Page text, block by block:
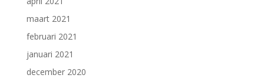
maart 2021
februari 2021
januari 2021
december 2020